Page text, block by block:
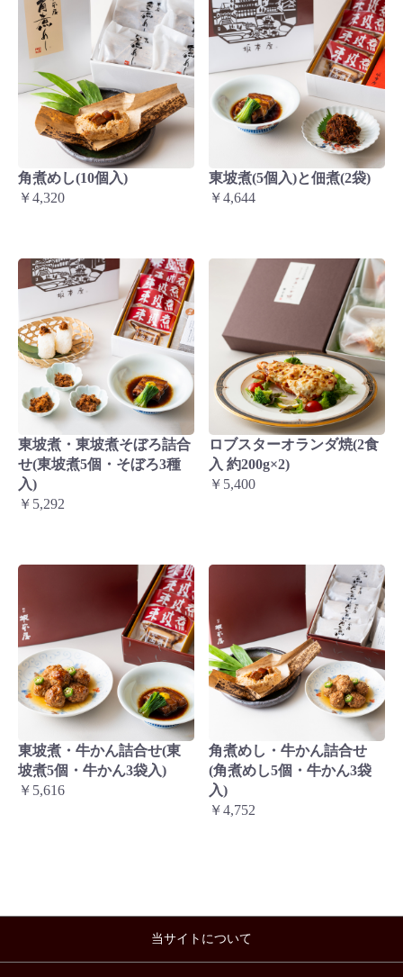
角煮めし(10個入)
￥4,320
東坡煮(5個入)と佃煮(2袋)
￥4,644
東坡煮・東坡煮そぼろ詰合
せ(東坡煮5個・そぼろ3種
入)
￥5,292
ロブスターオランダ焼(2食
入 約200g×2)
￥5,400
東坡煮・牛かん詰合せ(東
坡煮5個・牛かん3袋入)
￥5,616
角煮めし・牛かん詰合せ
(角煮めし5個・牛かん3袋
入)
￥4,752
当サイトについて